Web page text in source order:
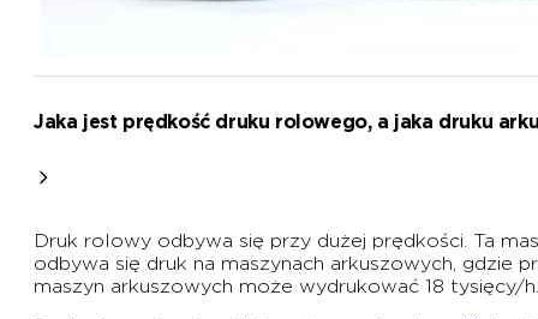
Jaka jest prędkość druku rolowego, a jaka druku
Druk rolowy odbywa się przy dużej prędkości. Ta
odbywa się druk na maszynach arkuszowych, gdzie
maszyn arkuszowych może wydrukować 18 tysięcy/h.